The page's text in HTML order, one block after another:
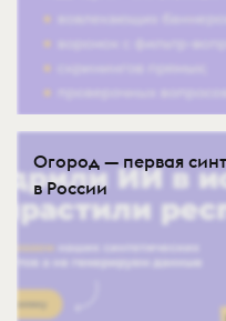
Огород — первая
в России